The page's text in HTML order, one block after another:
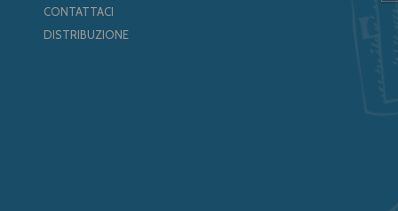
CONTATTACI
DISTRIBUZIONE